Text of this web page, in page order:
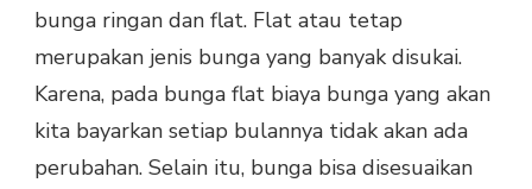
bunga ringan dan flat. Flat atau tetap
merupakan jenis bunga yang banyak disukai.
Karena, pada bunga flat biaya bunga yang akan
kita bayarkan setiap bulannya tidak akan ada
perubahan. Selain itu, bunga bisa disesuaikan